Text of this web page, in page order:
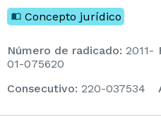
Concepto jurídico
Número de radicado: 2011-
01-075620
consecutivo: 220-037534